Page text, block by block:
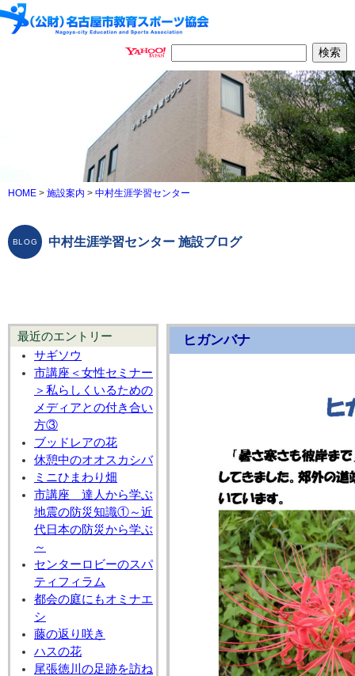
HOME > 施設案内 > 中村生涯学習センター
中村生涯学習センター 施設ブログ
最近のエントリー
サギソウ
市講座＜女性セミナー
＞私らしくいるための
メディアとの付き合い
方③
ブッドレアの花
休憩中のオオスカシバ
ミニひまわり畑
市講座 達人から学ぶ
地震の防災知識①～近
代日本の防災から学ぶ
～
センターロビーのスパ
ティフィラム
都会の庭にもオミナエ
シ
藤の返り咲き
ハスの花
尾張徳川の足跡を訪ね
ヒガンバナ